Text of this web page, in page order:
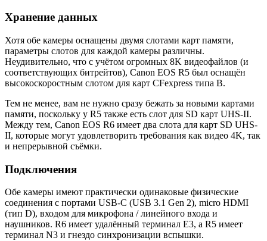
Хранение данных
Хотя обе камеры оснащены двумя слотами карт памяти,
параметры слотов для каждой камеры различны.
Неудивительно, что с учётом огромных 8K видеофайлов (и
соответствующих битрейтов), Canon EOS R5 был оснащён
высокоскоростным слотом для карт CFexpress типа B.
Тем не менее, вам не нужно сразу бежать за новыми картами
памяти, поскольку у R5 также есть слот для SD карт UHS-II.
Между тем, Canon EOS R6 имеет два слота для карт SD UHS-
II, которые могут удовлетворить требования как видео 4K, так
и непрерывной съёмки.
Подключения
Обе камеры имеют практически одинаковые физические
соединения с портами USB-C (USB 3.1 Gen 2), micro HDMI
(тип D), входом для микрофона / линейного входа и
наушников. R6 имеет удалённый терминал E3, а R5 имеет
терминал N3 и гнездо синхронизации вспышки.